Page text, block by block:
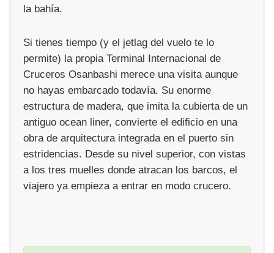
la bahía.
Si tienes tiempo (y el jetlag del vuelo te lo
permite) la propia Terminal Internacional de
Cruceros Osanbashi merece una visita aunque
no hayas embarcado todavía. Su enorme
estructura de madera, que imita la cubierta de un
antiguo ocean liner, convierte el edificio en una
obra de arquitectura integrada en el puerto sin
estridencias. Desde su nivel superior, con vistas
a los tres muelles donde atracan los barcos, el
viajero ya empieza a entrar en modo crucero.